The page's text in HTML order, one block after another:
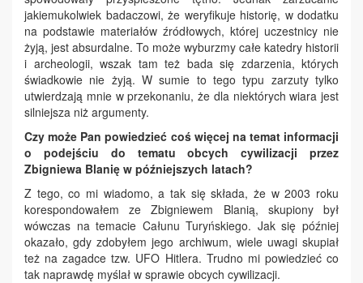
jakiemukolwiek badaczowi, że weryfikuje historię, w dodatku
na podstawie materiałów źródłowych, której uczestnicy nie
żyją, jest absurdalne. To może wyburzmy całe katedry historii
i archeologii, wszak tam też bada się zdarzenia, których
świadkowie nie żyją. W sumie to tego typu zarzuty tylko
utwierdzają mnie w przekonaniu, że dla niektórych wiara jest
silniejsza niż argumenty.
Czy może Pan powiedzieć coś więcej na temat informacji
o podejściu do tematu obcych cywilizacji przez
Zbigniewa Blanię w późniejszych latach?
Z tego, co mi wiadomo, a tak się składa, że w 2003 roku
korespondowałem ze Zbigniewem Blanią, skupiony był
wówczas na temacie Całunu Turyńskiego. Jak się później
okazało, gdy zdobyłem jego archiwum, wiele uwagi skupiał
też na zagadce tzw. UFO Hitlera. Trudno mi powiedzieć co
tak naprawdę myślał w sprawie obcych cywilizacji.